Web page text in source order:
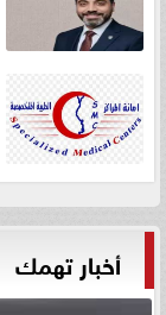
أخبار تهمك